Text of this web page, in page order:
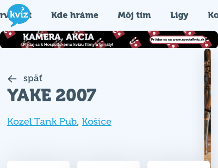
Kde hráme Môj tím Ligy
späť
YAKE 2007
Kozel Tank Pub, Košice